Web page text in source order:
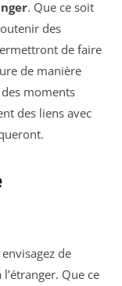
. Que ce soit
des
de faire
de manière
moments
des liens avec
de
l’étranger. Que ce